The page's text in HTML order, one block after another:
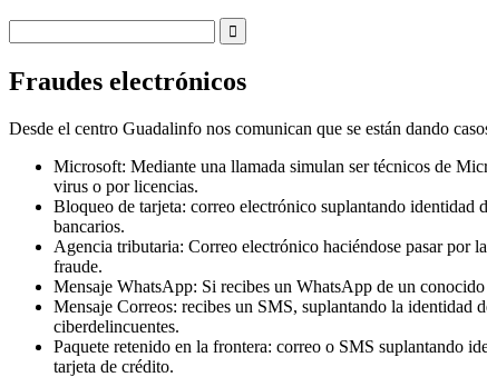
Fraudes electrónicos
Desde el centro Guadalinfo nos comunican que se están dando
Microsoft: Mediante una llamada simulan ser técnicos de
virus o por licencias.
Bloqueo de tarjeta: correo electrónico suplantando identidad
bancarios.
Agencia tributaria: Correo electrónico haciéndose pasar por
fraude.
Mensaje WhatsApp: Si recibes un WhatsApp de un
Mensaje Correos: recibes un SMS, suplantando la identidad
ciberdelincuentes.
Paquete retenido en la frontera: correo o SMS suplantando
tarjeta de crédito.